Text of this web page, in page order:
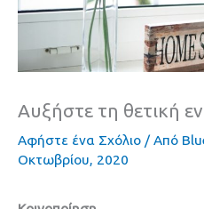
Αυξήστε τη θετική
Αφήστε ένα Σχόλιο / Από
Οκτωβρίου, 2020